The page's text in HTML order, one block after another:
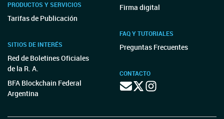
PRODUCTOS Y SERVICIOS
Tarifas de Publicación
SITIOS DE INTERÉS
Red de Boletines Oficiales
de la R. A.
BFA Blockchain Federal
Argentina
Firma digital
FAQ Y TUTORIALES
Preguntas Frecuentes
CONTACTO